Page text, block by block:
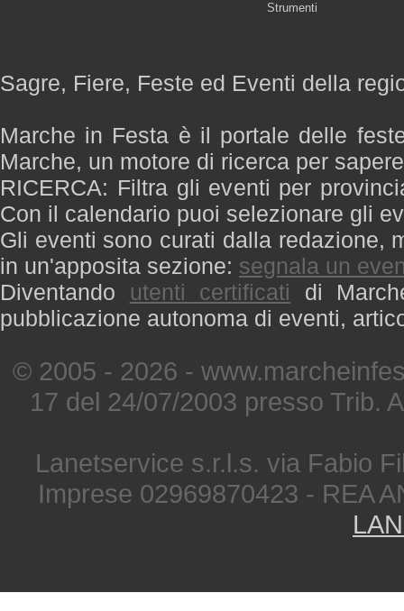
Strumenti
Sagre, Fiere, Feste ed Eventi della
Marche in Festa è il portale delle
Marche, un motore di ricerca per
RICERCA: Filtra gli eventi per
Con il calendario puoi selezionare gli
Gli eventi sono curati dalla redazione,
in un'apposita sezione: segnala un
Diventando utenti certificati di
pubblicazione autonoma di eventi,
© 2005 - 2026 -
17 del 24/07/2003 presso Trib.
Lanetservice s.r.l.s. via Fabio
Imprese 02969870423 - REA